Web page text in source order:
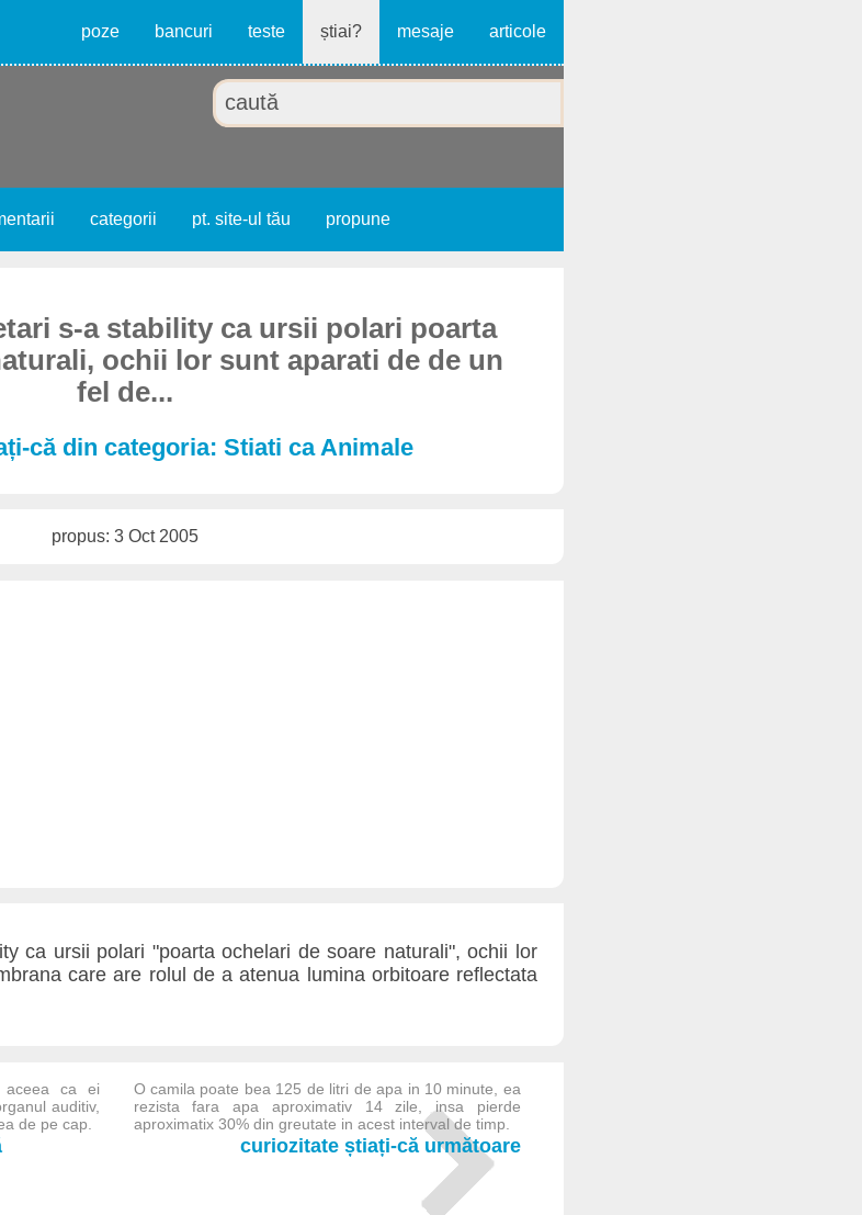
poze bancuri teste știai? mesaje articole
categorii pt. site-ul tău propune
s-a stability ca ursii polari poarta
ochii lor sunt aparati de de un
fel de...
că din categoria: Stiati ca Animale
propus: 3 Oct 2005
ca ursii polari "poarta ochelari de soare naturali", ochii lor
care are rolul de a atenua lumina orbitoare reflectata
ca ei
auditiv,
de pe cap.
O camila poate bea 125 de litri de apa in 10 minute, ea
rezista fara apa aproximativ 14 zile, insa pierde
aproximatix 30% din greutate in acest interval de timp.
curiozitate știați-că următoare